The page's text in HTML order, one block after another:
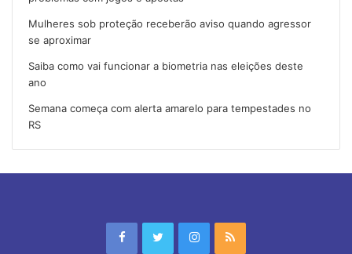
Mulheres sob proteção receberão aviso quando agressor
se aproximar
Saiba como vai funcionar a biometria nas eleições deste
ano
Semana começa com alerta amarelo para tempestades no
RS